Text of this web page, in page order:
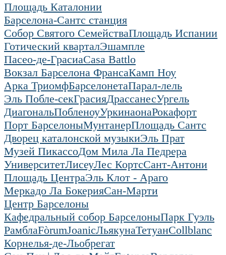
Площадь Каталонии
Барселона-Сантс станция
Собор Святого СемействаПлощадь Испании
Готический кварталЭшампле
Пасео-де-ГрасиаCasa Battlo
Вокзал Барселона ФрансаКамп Ноу
Арка ТриомфБарселонетаПарал-лель
Эль Побле-секГрасияДрассанесУргель
ДиагональПобленоуУркинаонаРокафорт
Порт БарселоныМунтанерПлощадь Сантс
Дворец каталонской музыкиЭль Прат
Музей ПикассоДом Мила Ла Педрера
УниверситетЛисеуЛес КортсСант-Антони
Площадь ЦентраЭль Клот - Араго
Меркадо Ла БокерияСан-Марти
Центр Барселоны
Кафедральный собор БарселоныПарк Гуэль
РамблаFòrumJoanicЛьякунаТетуанCollblanc
Корнелья-де-Льобрегат